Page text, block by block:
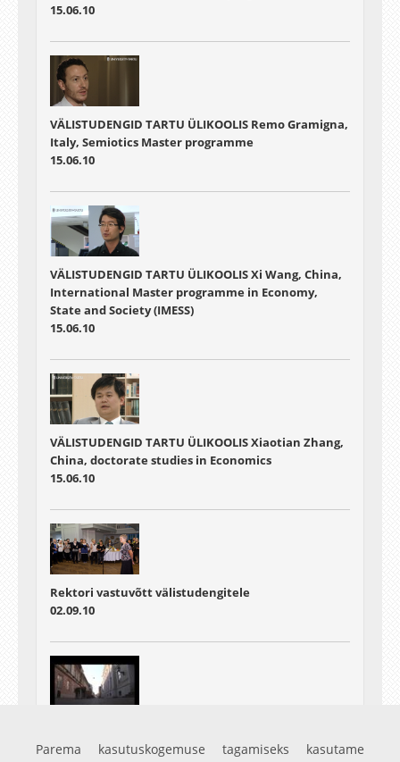
15.06.10
VÄLISTUDENGID TARTU ÜLIKOOLIS Remo Gramigna,
Italy, Semiotics Master programme
15.06.10
VÄLISTUDENGID TARTU ÜLIKOOLIS Xi Wang, China,
International Master programme in Economy,
State and Society (IMESS)
15.06.10
VÄLISTUDENGID TARTU ÜLIKOOLIS Xiaotian Zhang,
China, doctorate studies in Economics
15.06.10
Rektori vastuvõtt välistudengitele
02.09.10
Tartu - small city, great spirit
07.09.10
Parema kasutuskogemuse tagamiseks kasutame